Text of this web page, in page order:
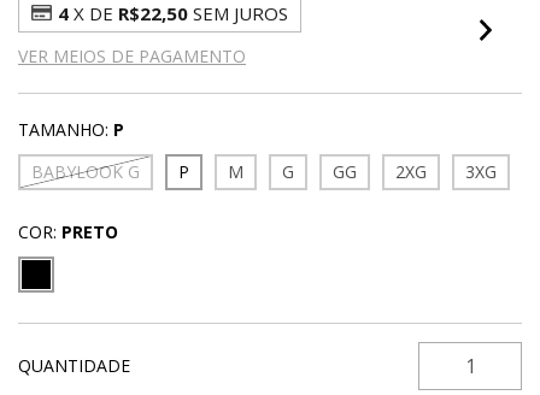
4 X DE R$22,50 SEM JUROS
VER MEIOS DE PAGAMENTO
TAMANHO: P
BABYLOOK G
P M G GG 2XG 3XG
COR: PRETO
QUANTIDADE